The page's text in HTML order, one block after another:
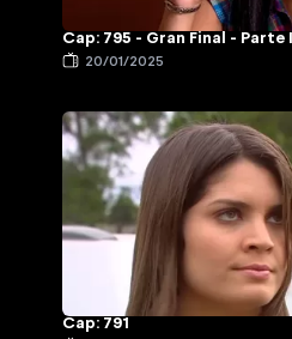
Cap: 795 - Gran Final - Parte II
20/01/2025
Cap: 791